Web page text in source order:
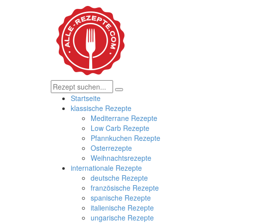
Startseite
klassische Rezepte
Mediterrane Rezepte
Low Carb Rezepte
Pfannkuchen Rezepte
Osterrezepte
Weihnachtsrezepte
internationale Rezepte
deutsche Rezepte
französische Rezepte
spanische Rezepte
italienische Rezepte
ungarische Rezepte